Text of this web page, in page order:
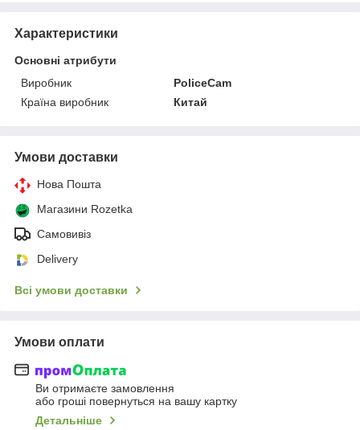
Характеристики
Основні атрибути
Виробник
PoliceCam
Країна виробник
Китай
Умови доставки
Нова Пошта
Магазини Rozetka
Самовивіз
Delivery
Всі умови доставки
Умови оплати
Ви отримаєте замовлення
або гроші повернуться на вашу картку
Детальніше